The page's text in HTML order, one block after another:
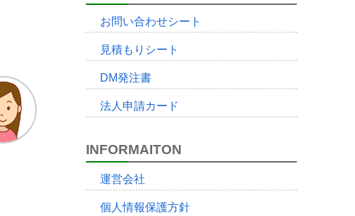
お問い合わせシート
見積もりシート
DM発注書
法人申請カード
INFORMAITON
運営会社
個人情報保護方針